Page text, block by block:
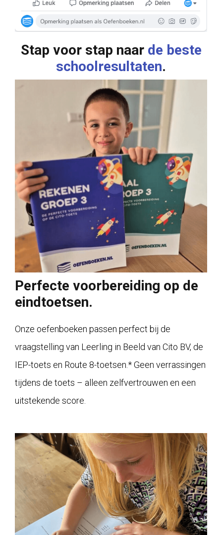
Stap voor stap naar de beste
schoolresultaten.
Perfecte voorbereiding op de
eindtoetsen.
Onze oefenboeken passen perfect bij de
vraagstelling van Leerling in Beeld van Cito BV, de
IEP-toets en Route 8-toetsen.* Geen verrassingen
tijdens de toets – alleen zelfvertrouwen en een
uitstekende score.